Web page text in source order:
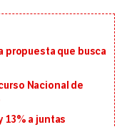
propuesta que busca
Nacional de
13% a juntas